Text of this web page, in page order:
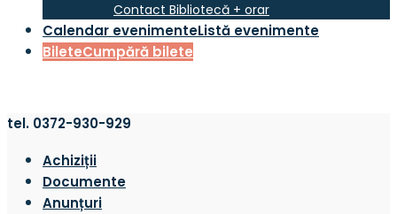
Contact Bibliotecă + orar
Calendar evenimenteListă evenimente
BileteCumpără bilete
tel. 0372-930-929
Achiziții
Documente
Anunțuri